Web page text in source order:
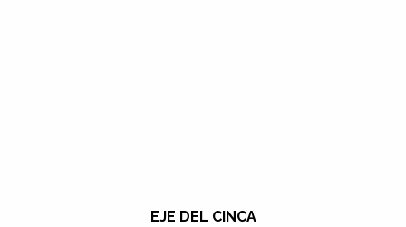
EJE DEL CINCA